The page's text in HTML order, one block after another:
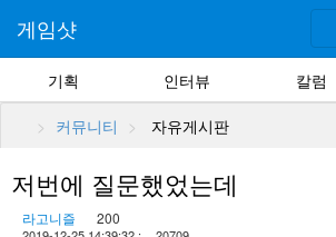
게임샷
기획 인터뷰 칼럼
커뮤니티 자유게시판
저번에 질문했었는데
라고니즐 200